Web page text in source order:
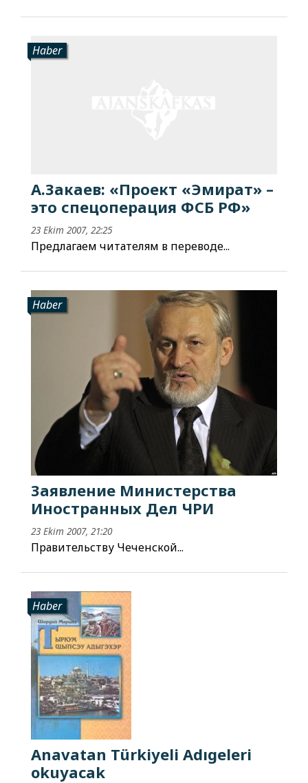
Haber
А.Закаев: «Проект «Эмират» –
это спецоперация ФСБ РФ»
23 Ekim 2007, 22:25
Предлагаем читателям в переводе...
Haber
Заявление Министерства
Иностранных Дел ЧРИ
23 Ekim 2007, 21:20
Правительству Чеченской...
Haber
Anavatan Türkiyeli Adıgeleri
okuyacak